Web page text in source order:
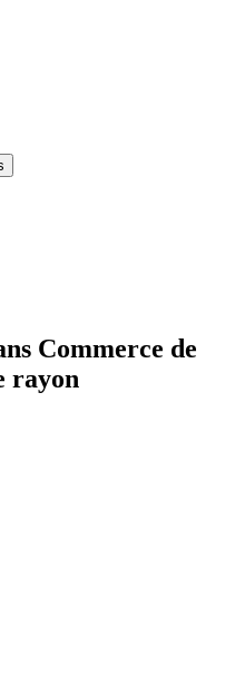
Commerce de
rayon